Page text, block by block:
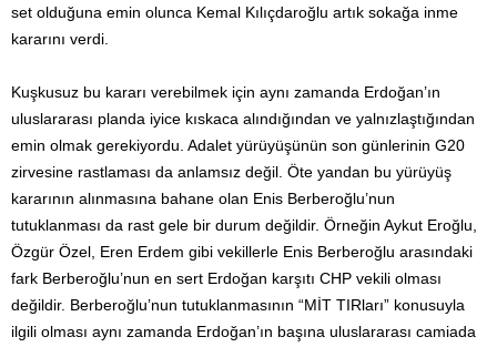
set olduğuna emin olunca Kemal Kılıçdaroğlu artık sokağa inme
kararını verdi.
Kuşkusuz bu kararı verebilmek için aynı zamanda Erdoğan’ın
uluslararası planda iyice kıskaca alındığından ve yalnızlaştığından
emin olmak gerekiyordu. Adalet yürüyüşünün son günlerinin G20
zirvesine rastlaması da anlamsız değil. Öte yandan bu yürüyüş
kararının alınmasına bahane olan Enis Berberoğlu’nun
tutuklanması da rast gele bir durum değildir. Örneğin Aykut Eroğlu,
Özgür Özel, Eren Erdem gibi vekillerle Enis Berberoğlu arasındaki
fark Berberoğlu’nun en sert Erdoğan karşıtı CHP vekili olması
değildir. Berberoğlu’nun tutuklanmasının “MİT TIRları” konusuyla
ilgili olması aynı zamanda Erdoğan’ın başına uluslararası camiada